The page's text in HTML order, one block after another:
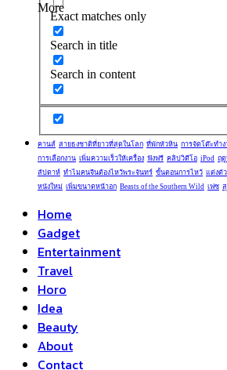
More
Exact matches only
Search in title
Search in content
คานส์ สายธงชาติที่ยาวที่สุดในโลก ที่พักหัวหิน การจัดโต๊ะทำง
การเลือกงาน เพิ่มความเร็วให้เครื่อง ฟังฟรี คลิปวิดีโอ iPod ฤ
สัปดาห์ ทำไมคนจีนต้องไหว้พระจันทร์ ขั้นตอนการไหว้ แต่งตั
หนังใหม่ เพิ่มขนาดหน้าอก Beasts of the Southern Wild เฟซ
Home
Gadget
Entertainment
Travel
Horo
Idea
Beauty
About
Contact